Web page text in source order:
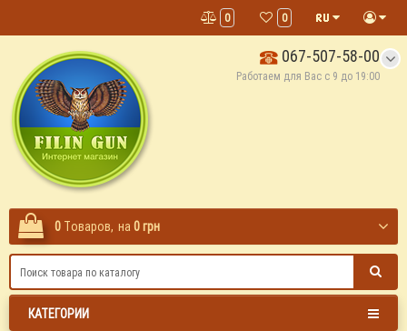
0
0
067-507-58-00
Работаем для Вас с 9 до 19:00
0 Tоваров, на 0 грн
КАТЕГОРИИ